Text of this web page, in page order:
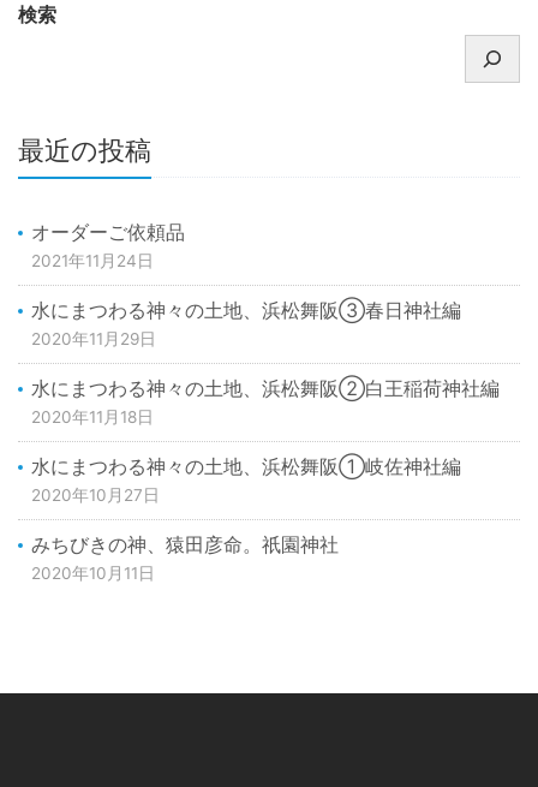
検索
最近の投稿
オーダーご依頼品
2021年11月24日
水にまつわる神々の土地、浜松舞阪③春日神社編
2020年11月29日
水にまつわる神々の土地、浜松舞阪②白王稲荷神社編
2020年11月18日
水にまつわる神々の土地、浜松舞阪①岐佐神社編
2020年10月27日
みちびきの神、猿田彦命。祇園神社
2020年10月11日